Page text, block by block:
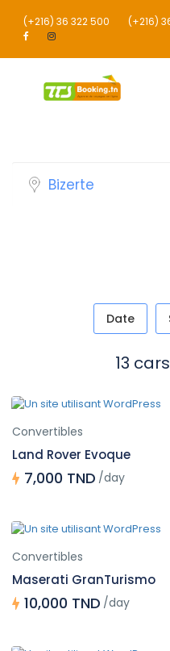
(+216) 36 322 500 (+216)
Date
13
Convertibles
Land Rover Evoque
7,000 TND /day
Convertibles
Maserati GranTurismo
10,000 TND /day